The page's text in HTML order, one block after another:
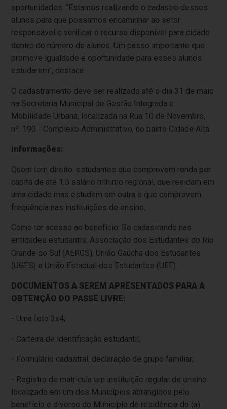
oportunidades. “Estamos realizando o cadastro desses
alunos para que possamos encaminhar ao setor
responsável e verificar o recurso disponível para cidade
dentro do número de alunos. Um passo importante que
promove igualdade e oportunidade para esses alunos
estudarem”, destaca.
O cadastramento deve ser realizado até o dia 31 de maio
na Secretaria Municipal de Gestão Integrada e
Mobilidade Urbana, localizada na Rua 10 de Novembro,
nº. 190 - Complexo Administrativo, no bairro Cidade Alta.
Informações:
Quem tem direito: estudantes que comprovem renda per
capita de até 1,5 salário mínimo regional, que residam em
uma cidade mas estudem em outra e que comprovem
frequência nas instituições de ensino.
Como ter acesso ao benefício: Se cadastrando nas
entidades estudantis, Associação dos Estudantes do Rio
Grande do Sul (AERGS), União Gaúcha dos Estudantes
(UGES) e União Estadual dos Estudantes (UEE).
DOCUMENTOS A SEREM APRESENTADOS PARA A
OBTENÇÃO DO PASSE LIVRE:
- Uma foto 3x4;
- Carteira de identificação estudantil;
- Formulário cadastral, declaração de grupo familiar;
- Registro de matricula em instituição regular de ensino
localizado em um dos Municípios abrangidos pelo
benefício e diverso do Município de residência do (a)